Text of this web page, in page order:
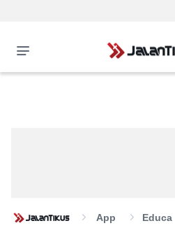
App
Educa